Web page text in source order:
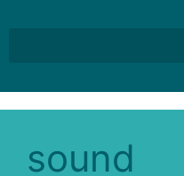
sound